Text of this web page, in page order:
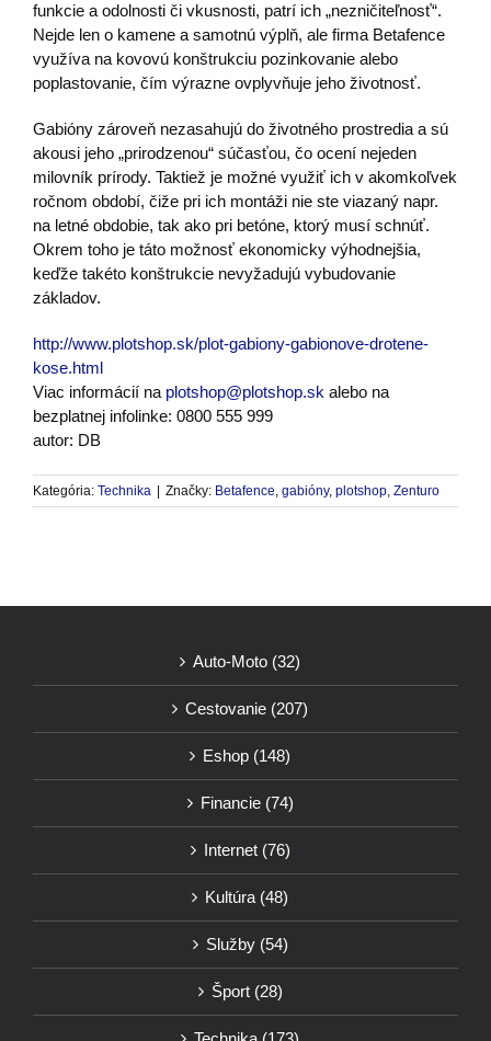
funkcie a odolnosti či vkusnosti, patrí ich „nezničiteľnosť“.
Nejde len o kamene a samotnú výplň, ale firma Betafence
využíva na kovovú konštrukciu pozinkovanie alebo
poplastovanie, čím výrazne ovplyvňuje jeho životnosť.
Gabióny zároveň nezasahujú do životného prostredia a sú
akousi jeho „prirodzenou“ súčasťou, čo ocení nejeden
milovník prírody. Taktiež je možné využiť ich v akomkoľvek
ročnom období, čiže pri ich montáži nie ste viazaný napr.
na letné obdobie, tak ako pri betóne, ktorý musí schnúť.
Okrem toho je táto možnosť ekonomicky výhodnejšia,
keďže takéto konštrukcie nevyžadujú vybudovanie
základov.
http://www.plotshop.sk/plot-gabiony-gabionove-drotene-
kose.html
Viac informácií na plotshop@plotshop.sk alebo na
bezplatnej infolinke: 0800 555 999
autor: DB
Kategória: Technika Značky: Betafence, gabióny, plotshop, Zenturo
Auto-Moto (32)
Cestovanie (207)
Eshop (148)
Financie (74)
Internet (76)
Kultúra (48)
Služby (54)
Šport (28)